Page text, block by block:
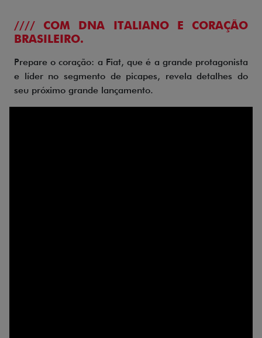
//// COM DNA ITALIANO E CORAÇÃO
BRASILEIRO.
Prepare o coração: a Fiat, que é a grande protagonista
e líder no segmento de picapes, revela detalhes do
seu próximo grande lançamento.